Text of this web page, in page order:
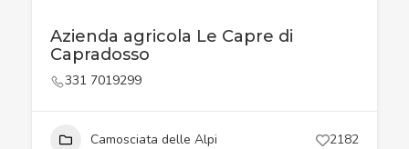
Azienda agricola Le Capre di
Capradosso
331 7019299
Camosciata delle Alpi 2182